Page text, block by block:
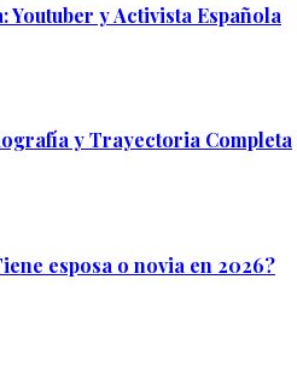
y Activista Española
y Trayectoria Completa
esposa o novia en 2026?